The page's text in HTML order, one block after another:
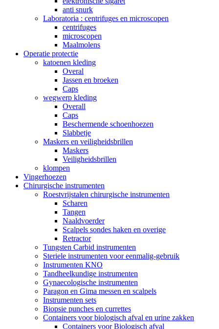
anti snurk
Laboratoria : centrifuges en microscopen
centrifuges
microscopen
Maalmolens
Operatie protectie
katoenen kleding
Overal
Jassen en broeken
Caps
wegwerp kleding
Overall
Caps
Beschermende schoenhoezen
Slabbetje
Maskers en veiligheidsbrillen
Maskers
Veiligheidsbrillen
klompen
Vingerhoezen
Chirurgische instrumenten
Roestvrijstalen chirurgische instrumenten
Scharen
Tangen
Naaldvoerder
Scalpels sondes haken en overige
Retractor
Tungsten Carbid instrumenten
Steriele instrumenten voor eenmalig-gebruik
Instrumenten KNO
Tandheelkundige instrumenten
Gynaecologische instrumenten
Paragon en Gima messen en scalpels
Instrumenten sets
Biopsie punches en currettes
Containers voor biologisch afval en urine zakken
Containers voor Biologisch afval